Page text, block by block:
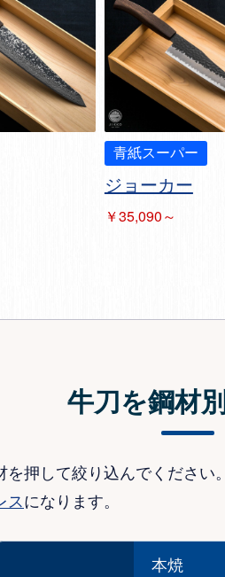
青紙スーパー
ジョーカー
￥35,090～
牛刀を鋼材
を押して絞り込んでください
スになります。
本焼